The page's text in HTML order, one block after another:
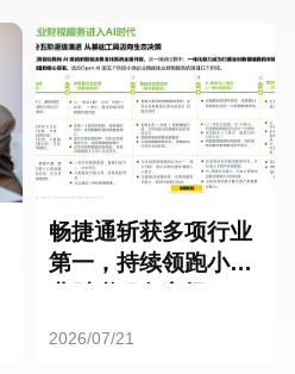
畅捷通斩获多项行业
第一，持续领跑小微
2026/07/21